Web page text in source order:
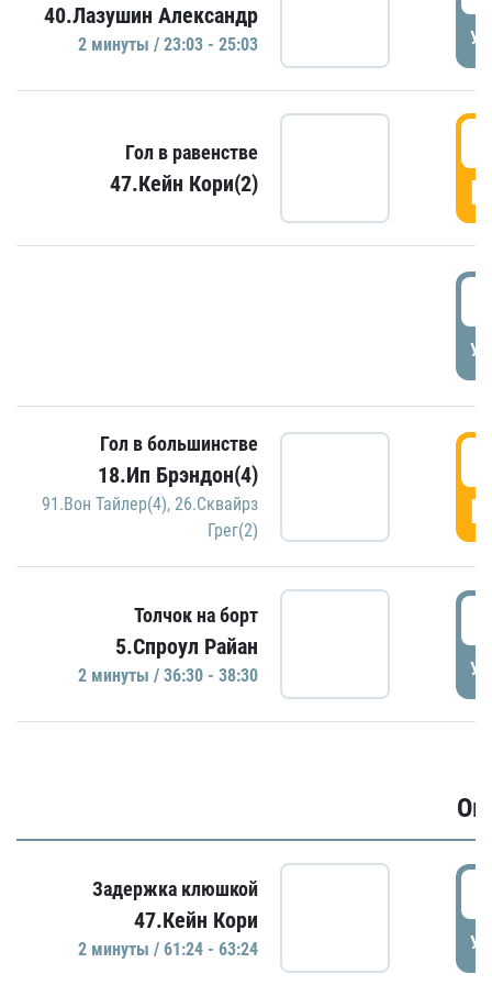
40.Лазушин Александр
2 минуты / 23:03 - 25:03
Гол в равенстве
47.Кейн Кори(2)
Гол в большинстве
18.Ип Брэндон(4)
91.Вон Тайлер(4), 26.Сквайрз
Грег(2)
Толчок на борт
5.Спроул Райан
2 минуты / 36:30 - 38:30
Задержка клюшкой
47.Кейн Кори
2 минуты / 61:24 - 63:24